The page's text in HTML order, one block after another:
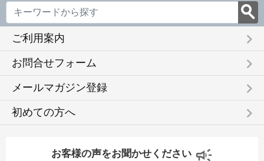
ご利用案内 keyboard_arrow_right
お問合せフォーム keyboard_arrow_right
メールマガジン登録 keyboard_arrow_right
初めての方へ keyboard_arrow_right
お客様の声をお聞かせください